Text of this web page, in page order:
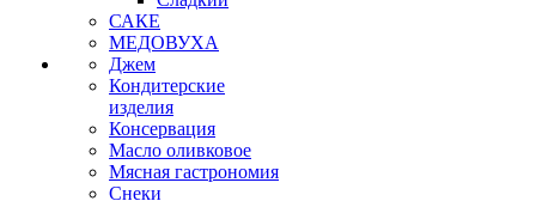
САКЕ
МЕДОВУХА
Джем
Кондитерские
изделия
Консервация
Масло оливковое
Мясная гастрономия
Снеки